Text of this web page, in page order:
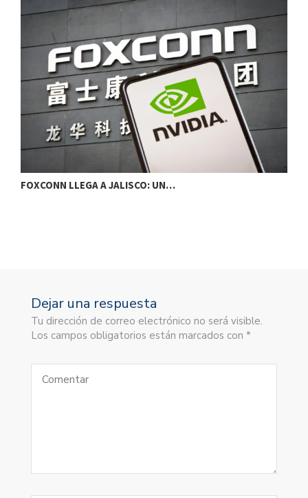
FOXCONN LLEGA A JALISCO: UN…
Dejar una respuesta
Tu dirección de correo electrónico no será visible.
Los campos obligatorios están marcados con *